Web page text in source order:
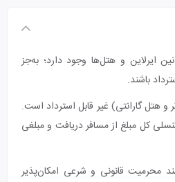
ایرلاین و هتل‌ها وجود دارد؛ به‌جز
باشند.
و هتل گارانتی) غیر قابل استرداد است.
کل مبلغ از مسافر دریافت و مبلغی
محرمیت قانونی و شرعی امکان‌پذیر